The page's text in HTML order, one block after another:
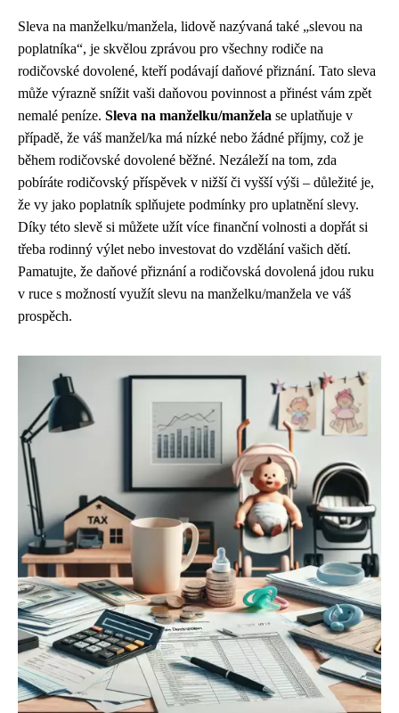
Sleva na manželku/manžela, lidově nazývaná také „slevou na
poplatníka“, je skvělou zprávou pro všechny rodiče na
rodičovské dovolené, kteří podávají daňové přiznání. Tato sleva
může výrazně snížit vaši daňovou povinnost a přinést vám zpět
nemalé peníze. Sleva na manželku/manžela se uplatňuje v
případě, že váš manžel/ka má nízké nebo žádné příjmy, což je
během rodičovské dovolené běžné. Nezáleží na tom, zda
pobíráte rodičovský příspěvek v nižší či vyšší výši – důležité je,
že vy jako poplatník splňujete podmínky pro uplatnění slevy.
Díky této slevě si můžete užít více finanční volnosti a dopřát si
třeba rodinný výlet nebo investovat do vzdělání vašich dětí.
Pamatujte, že daňové přiznání a rodičovská dovolená jdou ruku
v ruce s možností využít slevu na manželku/manžela ve váš
prospěch.